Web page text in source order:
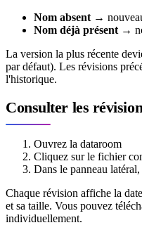
Nom absent →
Nom déjà présent →
La version la plus récente
par défaut). Les révisions
l'historique.
Consulter les
Ouvrez la dataroom
Cliquez sur le fichier
Dans le panneau
Chaque révision affiche la
et sa taille. Vous pouvez
individuellement.